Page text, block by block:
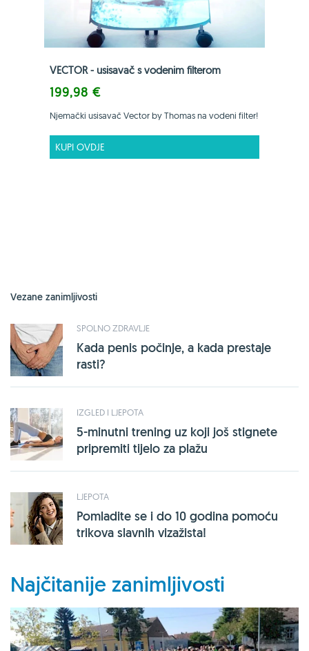
VECTOR - usisavač s vodenim filterom
199,98 €
Njemački usisavač Vector by Thomas na vodeni filter!
KUPI OVDJE
Vezane zanimljivosti
SPOLNO ZDRAVLJE
Kada penis počinje, a kada prestaje
rasti?
IZGLED I LJEPOTA
5-minutni trening uz koji još stignete
pripremiti tijelo za plažu
LJEPOTA
Pomladite se i do 10 godina pomoću
trikova slavnih vizažista!
Najčitanije zanimljivosti